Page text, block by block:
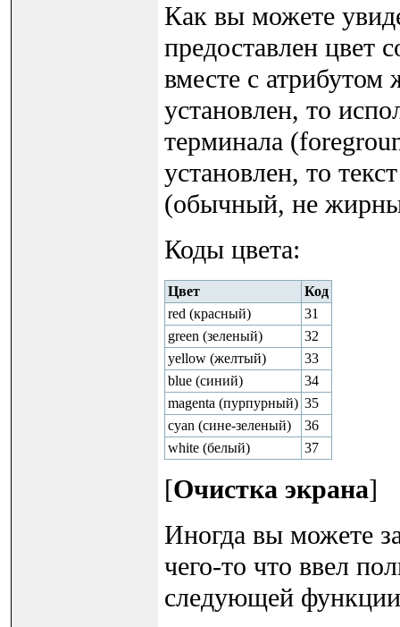
Как вы можете
предоставлен цвет
вместе с
установлен, то
терминала
установлен, то
(обычный, не
Коды цвета:
Цвет
Код
red (красный)
31
green (зеленый)
32
yellow (желтый)
33
blue (синий)
34
magenta (пурпурный) 35
cyan (сине-зеленый)
36
white (белый)
37
[Очистка экрана]
Иногда вы можете
чего-то что ввел
следующей